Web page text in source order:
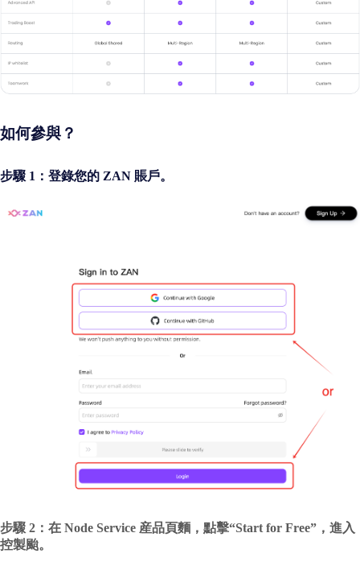
如何參與？
步驟 1：登錄您的 ZAN 賬戶。
步驟 2：在 Node Service 産品頁麵，點擊“Start for Free”，進入
控製颱。